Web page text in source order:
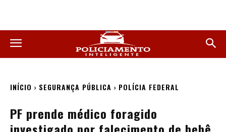
INÍCIO SEGURANÇA PÚBLICA POLÍCIA FEDERAL
PF prende médico foragido